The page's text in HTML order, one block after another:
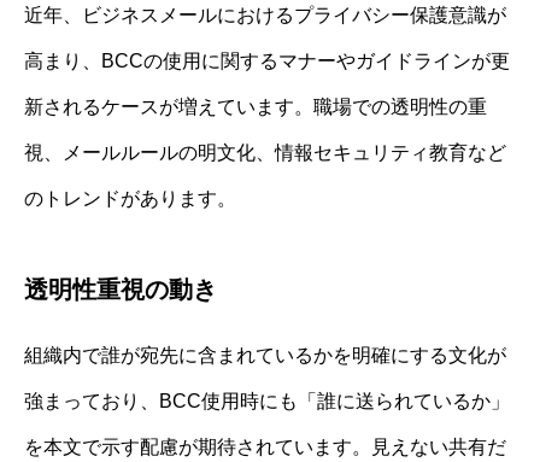
近年、ビジネスメールにおけるプライバシー保護意識が
高まり、BCCの使用に関するマナーやガイドラインが更
新されるケースが増えています。職場での透明性の重
視、メールルールの明文化、情報セキュリティ教育など
のトレンドがあります。
透明性重視の動き
組織内で誰が宛先に含まれているかを明確にする文化が
強まっており、BCC使用時にも「誰に送られているか」
を本文で示す配慮が期待されています。見えない共有だ